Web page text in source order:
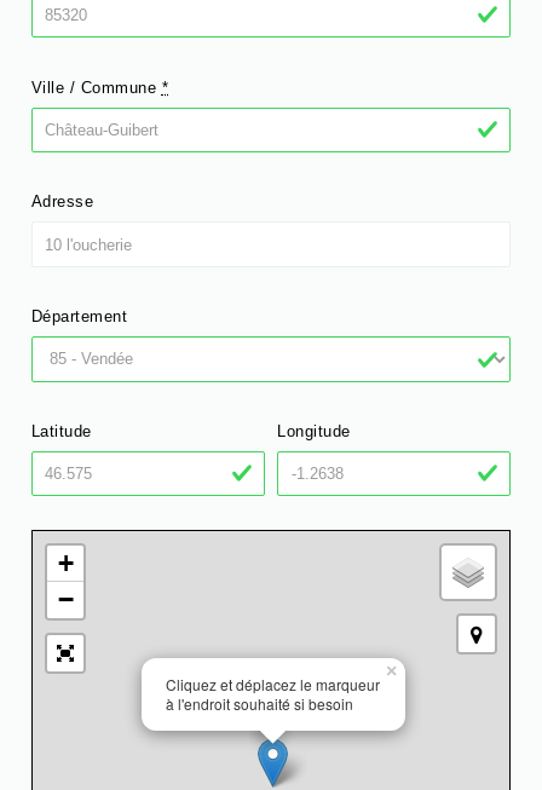
Ville / Commune *
Adresse
Département
Latitude Longitude
Cliquez et déplacez le marqueur
à l'endroit souhaité si besoin
×
+
−